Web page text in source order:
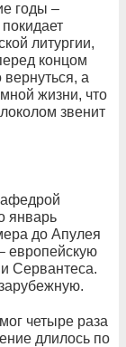
годы –
литургии,
концом
вернуться, а
жизни, что
звенит
январь
до Апулея
европейскую
Сервантеса.
четыре раза
длилось по